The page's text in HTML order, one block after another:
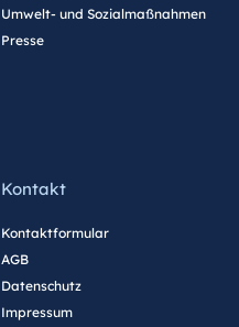
Umwelt- und Sozialmaßnahmen
Presse
Kontakt
Kontaktformular
AGB
Datenschutz
Impressum